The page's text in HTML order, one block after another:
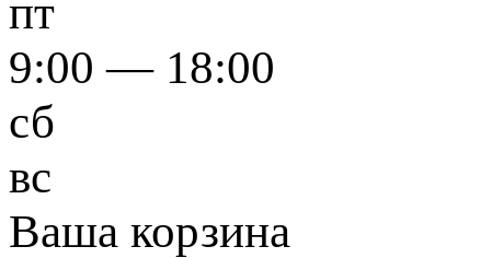
пт
9:00 — 18:00
сб
вс
Ваша корзина